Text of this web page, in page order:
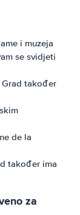
i muzeja
se svidjeti
Grad također
de la
također ima
za